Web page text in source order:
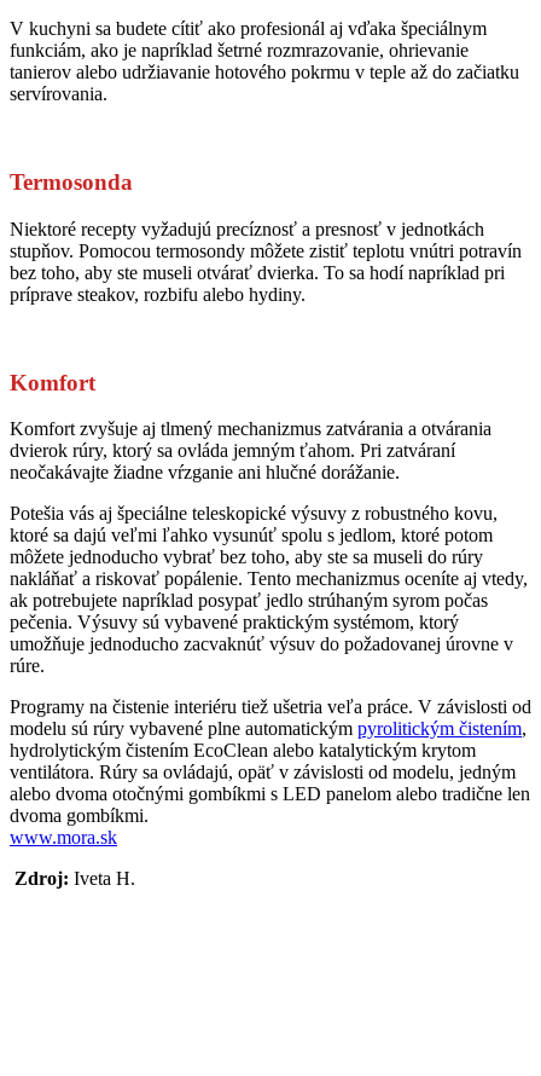
V kuchyni sa budete cítiť ako profesionál aj vďaka špeciálnym
funkciám, ako je napríklad šetrné rozmrazovanie, ohrievanie
tanierov alebo udržiavanie hotového pokrmu v teple až do začiatku
servírovania.
Termosonda
Niektoré recepty vyžadujú precíznosť a presnosť v jednotkách
stupňov. Pomocou termosondy môžete zistiť teplotu vnútri potravín
bez toho, aby ste museli otvárať dvierka. To sa hodí napríklad pri
príprave steakov, rozbifu alebo hydiny.
Komfort
Komfort zvyšuje aj tlmený mechanizmus zatvárania a otvárania
dvierok rúry, ktorý sa ovláda jemným ťahom. Pri zatváraní
neočakávajte žiadne vŕzganie ani hlučné dorážanie.
Potešia vás aj špeciálne teleskopické výsuvy z robustného kovu,
ktoré sa dajú veľmi ľahko vysunúť spolu s jedlom, ktoré potom
môžete jednoducho vybrať bez toho, aby ste sa museli do rúry
nakláňať a riskovať popálenie. Tento mechanizmus oceníte aj vtedy,
ak potrebujete napríklad posypať jedlo strúhaným syrom počas
pečenia. Výsuvy sú vybavené praktickým systémom, ktorý
umožňuje jednoducho zacvaknúť výsuv do požadovanej úrovne v
rúre.
Programy na čistenie interiéru tiež ušetria veľa práce. V závislosti od
modelu sú rúry vybavené plne automatickým pyrolitickým čistením,
hydrolytickým čistením EcoClean alebo katalytickým krytom
ventilátora. Rúry sa ovládajú, opäť v závislosti od modelu, jedným
alebo dvoma otočnými gombíkmi s LED panelom alebo tradične len
dvoma gombíkmi.
www.mora.sk
Zdroj: Iveta H.